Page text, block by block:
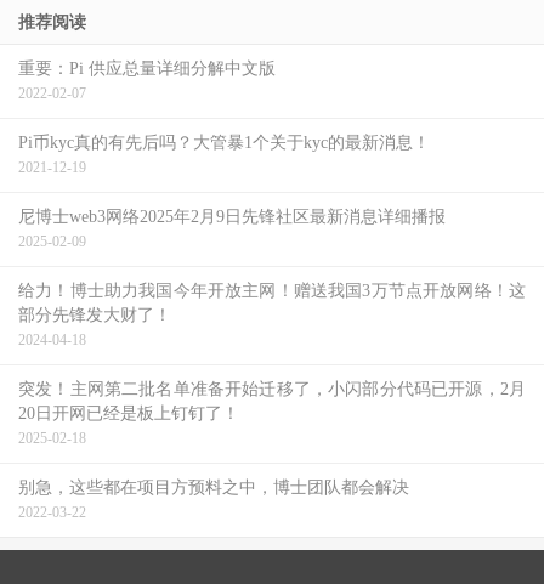
推荐阅读
重要：Pi 供应总量详细分解中文版
2022-02-07
Pi币kyc真的有先后吗？大管暴1个关于kyc的最新消息！
2021-12-19
尼博士web3网络2025年2月9日先锋社区最新消息详细播报
2025-02-09
给力！博士助力我国今年开放主网！赠送我国3万节点开放网络！这
部分先锋发大财了！
2024-04-18
突发！主网第二批名单准备开始迁移了，小闪部分代码已开源，2月
20日开网已经是板上钉钉了！
2025-02-18
别急，这些都在项目方预料之中，博士团队都会解决
2022-03-22